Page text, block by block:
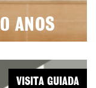
ANOS
VISITA GUIADA